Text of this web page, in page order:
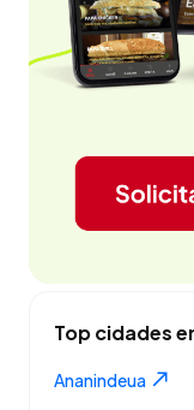
Top cidades
Ananindeua